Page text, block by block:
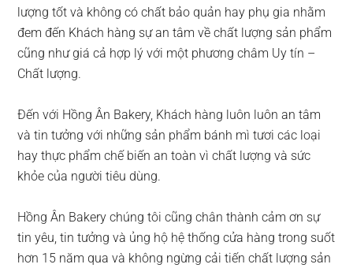
lượng tốt và không có chất bảo quản hay phụ gia nhằm
đem đến Khách hàng sự an tâm về chất lượng sản phẩm
cũng như giá cả hợp lý với một phương châm Uy tín –
Chất lượng.
Đến với Hồng Ân Bakery, Khách hàng luôn luôn an tâm
và tin tưởng với những sản phẩm bánh mì tươi các loại
hay thực phẩm chế biến an toàn vì chất lượng và sức
khỏe của người tiêu dùng.
Hồng Ân Bakery chúng tôi cũng chân thành cảm ơn sự
tin yêu, tin tưởng và ủng hộ hệ thống cửa hàng trong suốt
hơn 15 năm qua và không ngừng cải tiến chất lượng sản